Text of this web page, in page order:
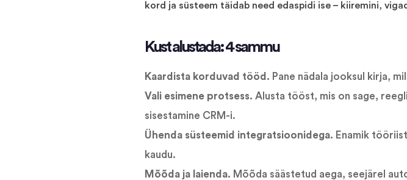
kord ja süsteem täidab need edaspidi ise – kiiremini,
Kust alustada: 4 sammu
Kaardista korduvad tööd. Pane nädala jooksul kirja,
Vali esimene protsess. Alusta tööst, mis on sage,
sisestamine CRM-i.
Ühenda süsteemid integratsioonidega. Enamik
kaudu.
Mõõda ja laienda. Mõõda säästetud aega, seejärel